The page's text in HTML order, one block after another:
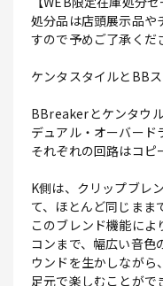
処分品は店頭展示品や
すので予めご了承くだ
ケンタスタイルとBB
BBreakerとケンタウ
デュアル・オーバード
それぞれの回路はコピ
K側は、クリップブレ
て、ほとんど同じまま
このブレンド機能によ
コンまで、幅広い音色
ウンドを生かしながら
足元で楽しむことがで